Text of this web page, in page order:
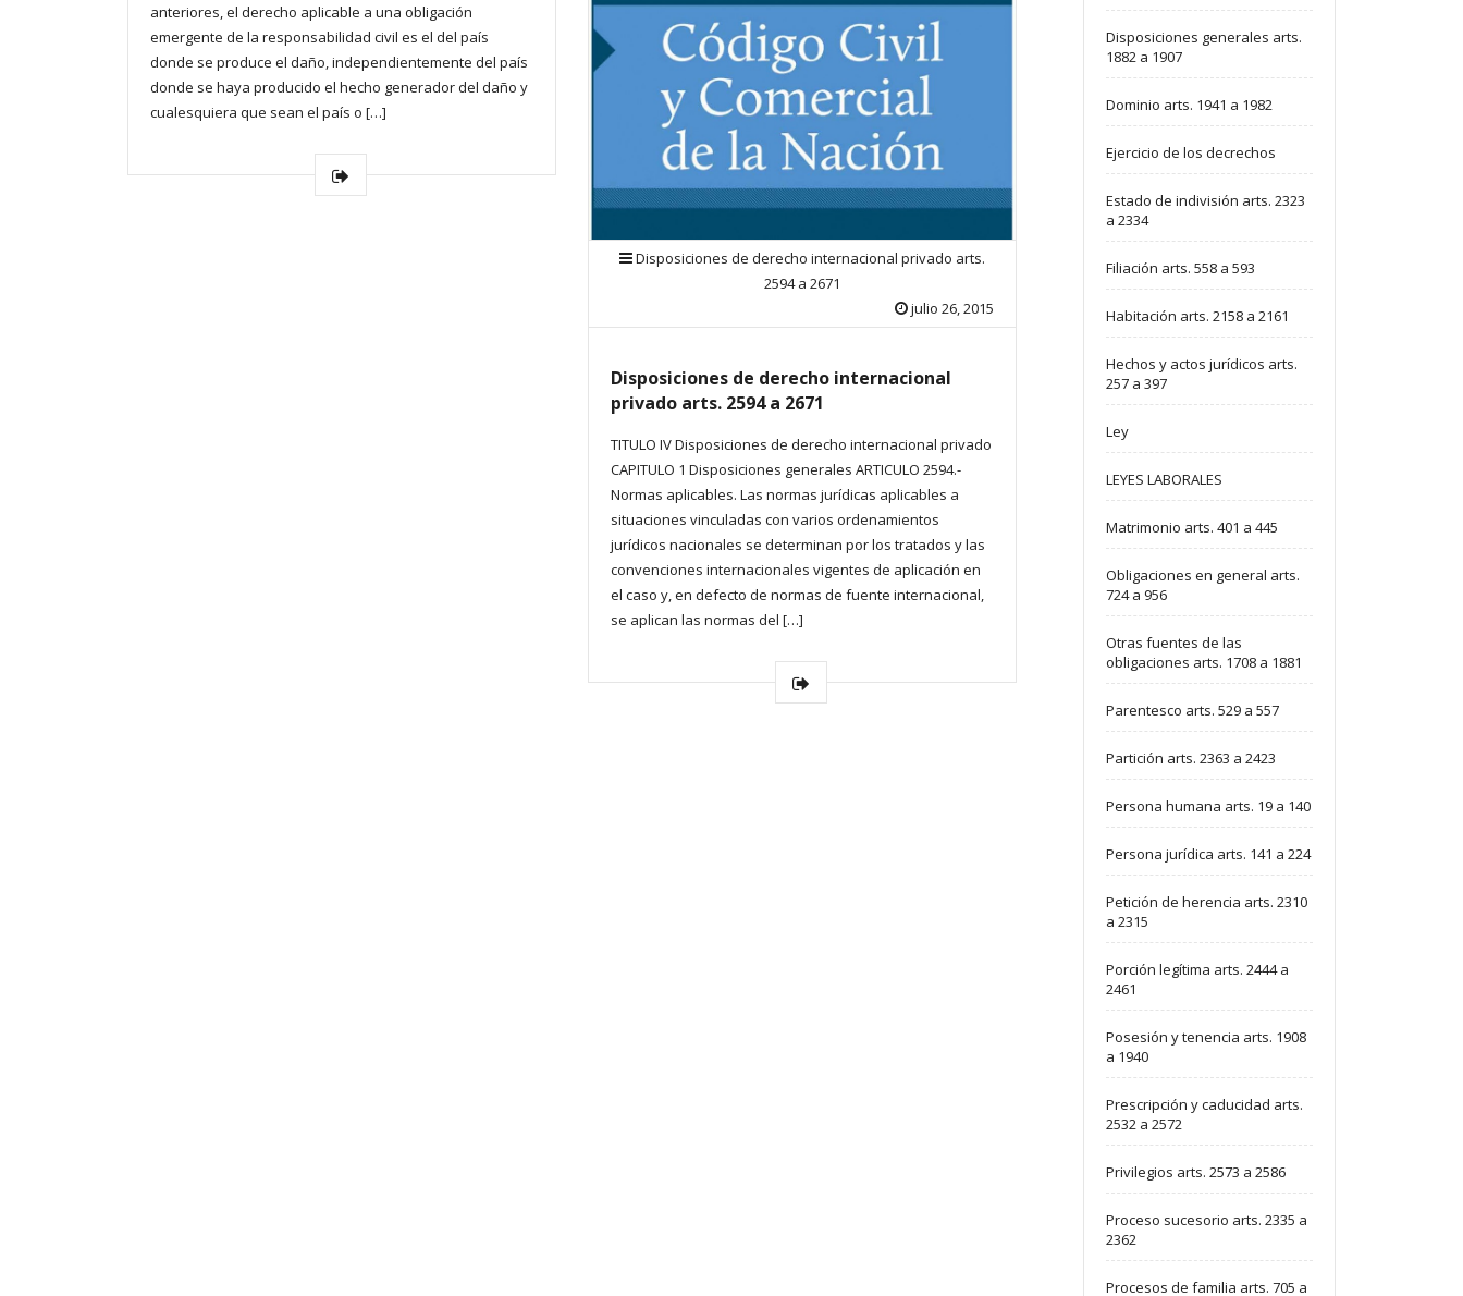
anteriores, el derecho aplicable a una obligación
emergente de la responsabilidad civil es el del país
donde se produce el daño, independientemente del país
donde se haya producido el hecho generador del daño y
cualesquiera que sean el país o […]
Disposiciones de derecho internacional privado arts.
2594 a 2671
julio 26, 2015
Disposiciones de derecho internacional
privado arts. 2594 a 2671
TITULO IV Disposiciones de derecho internacional privado
CAPITULO 1 Disposiciones generales ARTICULO 2594.-
Normas aplicables. Las normas jurídicas aplicables a
situaciones vinculadas con varios ordenamientos
jurídicos nacionales se determinan por los tratados y las
convenciones internacionales vigentes de aplicación en
el caso y, en defecto de normas de fuente internacional,
se aplican las normas del […]
Disposiciones generales arts.
1882 a 1907
Dominio arts. 1941 a 1982
Ejercicio de los decrechos
Estado de indivisión arts. 2323
a 2334
Filiación arts. 558 a 593
Habitación arts. 2158 a 2161
Hechos y actos jurídicos arts.
257 a 397
Ley
LEYES LABORALES
Matrimonio arts. 401 a 445
Obligaciones en general arts.
724 a 956
Otras fuentes de las
obligaciones arts. 1708 a 1881
Parentesco arts. 529 a 557
Partición arts. 2363 a 2423
Persona humana arts. 19 a 140
Persona jurídica arts. 141 a 224
Petición de herencia arts. 2310
a 2315
Porción legítima arts. 2444 a
2461
Posesión y tenencia arts. 1908
a 1940
Prescripción y caducidad arts.
2532 a 2572
Privilegios arts. 2573 a 2586
Proceso sucesorio arts. 2335 a
2362
Procesos de familia arts. 705 a